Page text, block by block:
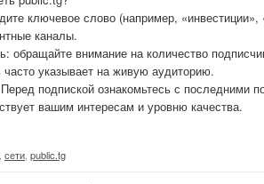
ключевое слово (например, «инвестиции»,
каналы.
обращайте внимание на количество
часто указывает на живую аудиторию.
подпиской ознакомьтесь с последними
вашим интересам и уровню качества.
сети public.tg